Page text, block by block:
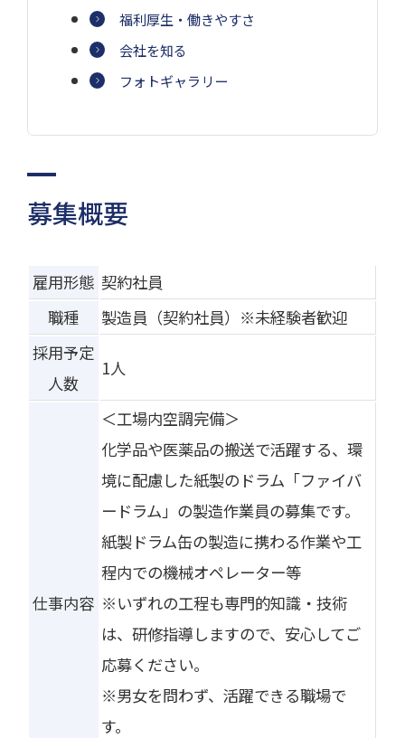
福利厚生・働きやすさ
会社を知る
フォトギャラリー
募集概要
雇用形態 契約社員
職種
製造員（契約社員）※未経験者歓迎
採用予定
人数
1人
仕事内容
＜工場内空調完備＞
化学品や医薬品の搬送で活躍する、環
境に配慮した紙製のドラム「ファイバ
ードラム」の製造作業員の募集です。
紙製ドラム缶の製造に携わる作業や工
程内での機械オペレーター等
※いずれの工程も専門的知識・技術
は、研修指導しますので、安心してご
応募ください。
※男女を問わず、活躍できる職場で
す。